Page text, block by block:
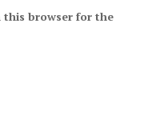
this browser for the